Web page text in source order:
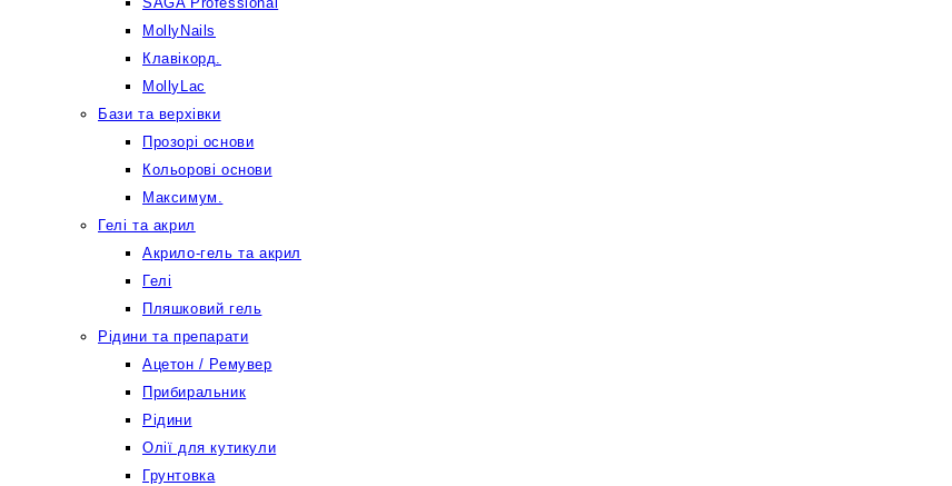
MollyNails
Клавікорд.
MollyLac
Бази та верхівки
Прозорі основи
Кольорові основи
Максимум.
Гелі та акрил
Акрило-гель та акрил
Гелі
Пляшковий гель
Рідини та препарати
Ацетон / Ремувер
Прибиральник
Рідини
Олії для кутикули
Грунтовка